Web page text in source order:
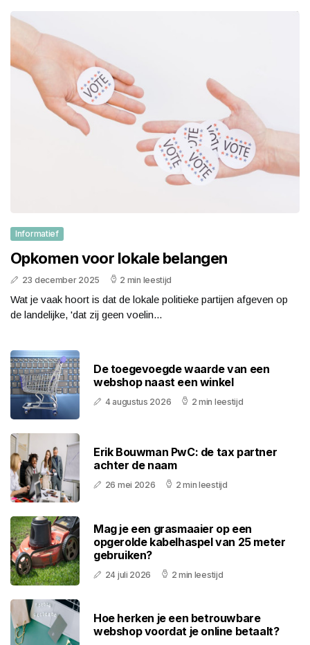
Informatief
Opkomen voor lokale belangen
23 december 2025 2 min leestijd
Wat je vaak hoort is dat de lokale politieke partijen afgeven op
de landelijke, 'dat zij geen voelin...
De toegevoegde waarde van een
webshop naast een winkel
4 augustus 2026 2 min leestijd
Erik Bouwman PwC: de tax partner
achter de naam
26 mei 2026 2 min leestijd
Mag je een grasmaaier op een
opgerolde kabelhaspel van 25 meter
gebruiken?
24 juli 2026 2 min leestijd
Hoe herken je een betrouwbare
webshop voordat je online betaalt?